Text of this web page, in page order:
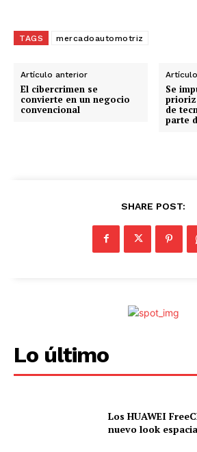
g
n
d
o
TAGS mercadoautomotriz
Artículo anterior
El cibercrimen se
convierte en un negocio
convencional
Se
de
parte
SHARE POST:
Lo último
Los HUAWEI
nuevo look